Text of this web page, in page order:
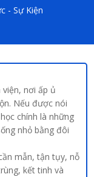
- Sự Kiện
viện, nơi ấp ủ
Nếu được nói
chính là những
nhỏ bằng đôi
mẫn, tận tụy, nỗ
kết tinh và